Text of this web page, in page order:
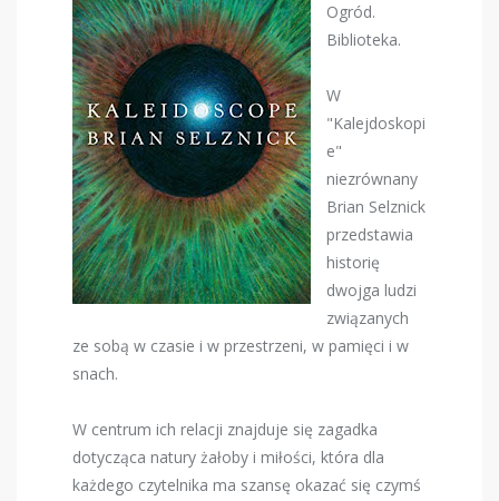
Ogród.
Biblioteka.
W
"Kalejdoskopi
e"
niezrównany
Brian Selznick
przedstawia
historię
dwojga ludzi
związanych
ze sobą w czasie i w przestrzeni, w pamięci i w
snach.
W centrum ich relacji znajduje się zagadka
dotycząca natury żałoby i miłości, która dla
każdego czytelnika ma szansę okazać się czymś